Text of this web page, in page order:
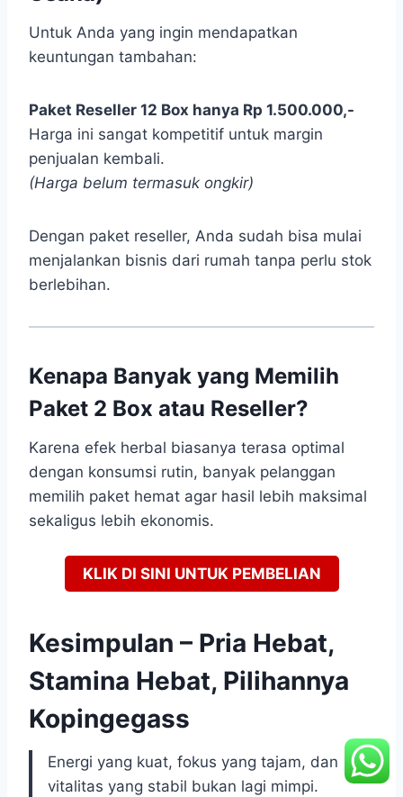
Untuk Anda yang ingin mendapatkan
keuntungan tambahan:
Paket Reseller 12 Box hanya Rp 1.500.000,-
Harga ini sangat kompetitif untuk margin
penjualan kembali.
(Harga belum termasuk ongkir)
Dengan paket reseller, Anda sudah bisa mulai
menjalankan bisnis dari rumah tanpa perlu stok
berlebihan.
Kenapa Banyak yang Memilih
Paket 2 Box atau Reseller?
Karena efek herbal biasanya terasa optimal
dengan konsumsi rutin, banyak pelanggan
memilih paket hemat agar hasil lebih maksimal
sekaligus lebih ekonomis.
KLIK DI SINI UNTUK PEMBELIAN
Kesimpulan – Pria Hebat,
Stamina Hebat, Pilihannya
Kopingegass
Energi yang kuat, fokus yang tajam, dan
vitalitas yang stabil bukan lagi mimpi.